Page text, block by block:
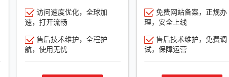
访问速度优化，全球加
速，打开流畅
售后技术维护，全程护
航，使用无忧
免费网站备案，正规办
理，安全上线
售后技术维护，免费调
试，保障运营